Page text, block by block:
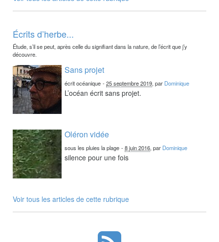
Écrits d’herbe...
Étude, s’il se peut, après celle du signifiant dans la nature, de l’écrit que j’y
découvre.
Sans projet
écrit océanique -25 septembre 2019, par Dominique
L’océan écrit sans projet.
Oléron vidée
sous les pluies la plage -8 juin 2016, par Dominique
silence pour une fois
Voir tous les articles de cette rubrique